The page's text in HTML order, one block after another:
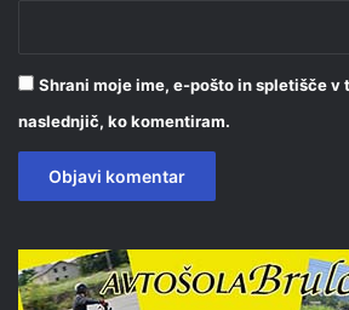
Shrani moje ime, e-pošto in spletišče v
naslednjič, ko komentiram.